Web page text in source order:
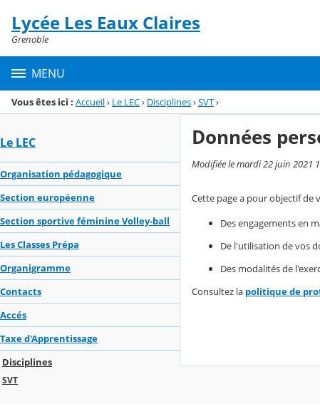
Menu de la rubrique
Contenu
Lycée Les Eaux Claires
Grenoble
MENU
Vous êtes ici : Accueil› Le LEC› Disciplines›SVT›
Le LEC
Organisation pédagogique
Section européenne
Section sportive féminine Volley-ball
Les Classes Prépa
Organigramme
Contacts
Accés
Taxe d'Apprentissage
Disciplines
SVT
Données
Modifiée le mardi 22 juin 2021
Cette page a pour objectif de
Des engagements en
De l'utilisation de vos
Des modalités de
Consultez la politique de